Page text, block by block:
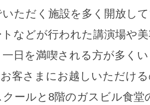
ただく施設を多く開放し
などが行われた講演場や
日を満喫される方が多く
客さまにお越しいただけ
ールと8階のガスビル食堂